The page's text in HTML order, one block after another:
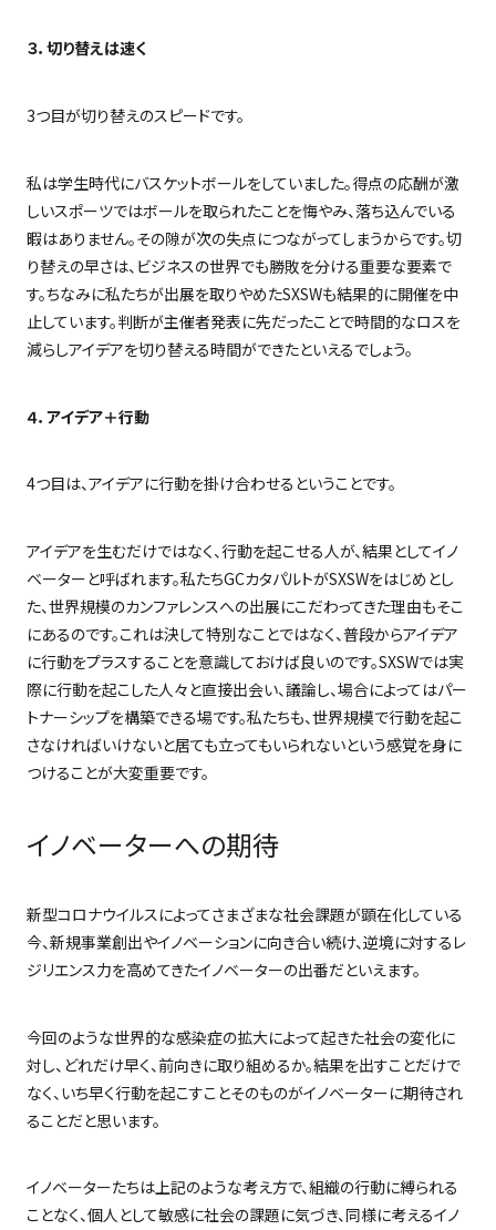
３．切り替えは速く
3つ目が切り替えのスピードです。
私は学生時代にバスケットボールをしていました。得点の応酬が激
しいスポーツではボールを取られたことを悔やみ、落ち込んでいる
暇はありません。その隙が次の失点につながってしまうからです。切
り替えの早さは、ビジネスの世界でも勝敗を分ける重要な要素で
す。ちなみに私たちが出展を取りやめたSXSWも結果的に開催を中
止しています。判断が主催者発表に先だったことで時間的なロスを
減らしアイデアを切り替える時間ができたといえるでしょう。
４．アイデア＋行動
4つ目は、アイデアに行動を掛け合わせるということです。
アイデアを生むだけではなく、行動を起こせる人が、結果としてイノ
ベーターと呼ばれます。私たちGCカタパルトがSXSWをはじめとし
た、世界規模のカンファレンスへの出展にこだわってきた理由もそこ
にあるのです。これは決して特別なことではなく、普段からアイデア
に行動をプラスすることを意識しておけば良いのです。SXSWでは実
際に行動を起こした人々と直接出会い、議論し、場合によってはパー
トナーシップを構築できる場です。私たちも、世界規模で行動を起こ
さなければいけないと居ても立ってもいられないという感覚を身に
つけることが大変重要です。
イノベーターへの期待
新型コロナウイルスによってさまざまな社会課題が顕在化している
今、新規事業創出やイノベーションに向き合い続け、逆境に対するレ
ジリエンス力を高めてきたイノベーターの出番だといえます。
今回のような世界的な感染症の拡大によって起きた社会の変化に
対し、どれだけ早く、前向きに取り組めるか。結果を出すことだけで
なく、いち早く行動を起こすことそのものがイノベーターに期待され
ることだと思います。
イノベーターたちは上記のような考え方で、組織の行動に縛られる
ことなく、個人として敏感に社会の課題に気づき、同様に考えるイノ